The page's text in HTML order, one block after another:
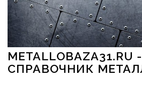
Перейти к содержимому
METALLOBAZA31.RU -
СПРАВОЧНИК